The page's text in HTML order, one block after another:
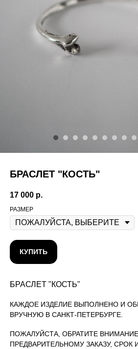
БРАСЛЕТ "КОСТЬ"
17 000 р.
РАЗМЕР
КУПИТЬ
БРАСЛЕТ "КОСТЬ"
КАЖДОЕ ИЗДЕЛИЕ ВЫПОЛНЕНО И
ВРУЧНУЮ В САНКТ-ПЕТЕРБУРГЕ.
ПОЖАЛУЙСТА, ОБРАТИТЕ
ПРЕДВАРИТЕЛЬНОМУ ЗАКАЗУ, СРОК